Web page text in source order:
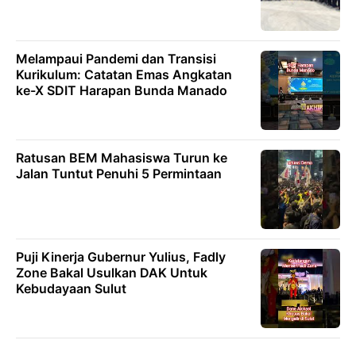
Melampaui Pandemi dan Transisi
Kurikulum: Catatan Emas Angkatan
ke-X SDIT Harapan Bunda Manado
Ratusan BEM Mahasiswa Turun ke
Jalan Tuntut Penuhi 5 Permintaan
Puji Kinerja Gubernur Yulius, Fadly
Zone Bakal Usulkan DAK Untuk
Kebudayaan Sulut